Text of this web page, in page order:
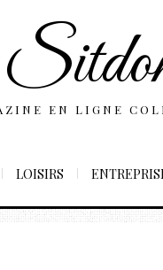
EN LIGNE
LOISIRS